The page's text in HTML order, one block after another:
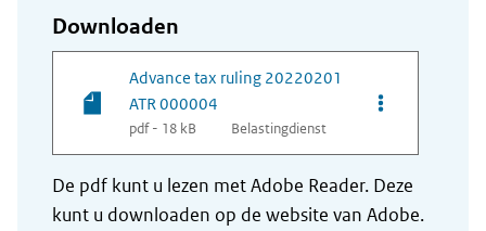
Downloaden
Advance tax ruling 20220201
ATR 000004
pdf - 18 kB Belastingdienst
Opties van
De pdf kunt u lezen met Adobe Reader. Deze
kunt u downloaden op de website van Adobe.